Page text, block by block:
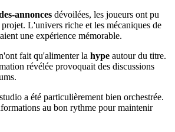
annonces dévoilées, les joueurs ont pu
L'univers riche et les mécaniques de
une expérience mémorable.
fait qu'alimenter la hype autour du titre.
révélée provoquait des discussions
a été particulièrement bien orchestrée.
au bon rythme pour maintenir